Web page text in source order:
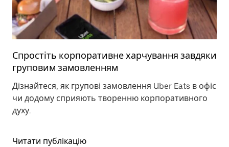
Спростіть корпоративне харчування завдяки
груповим замовленням
Дізнайтеся, як групові замовлення Uber Eats в офіс
чи додому сприяють творенню корпоративного
духу.
Читати публікацію